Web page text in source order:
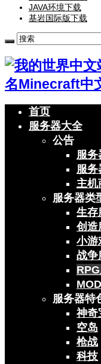
JAVA环境下载
基岩国际版下载
名Minecraft中
首页
服务器大全
公告
服务
服务
主机
服务器类
生存
创造
小游
战争
服务器特
神奇
空岛
枪战
科技